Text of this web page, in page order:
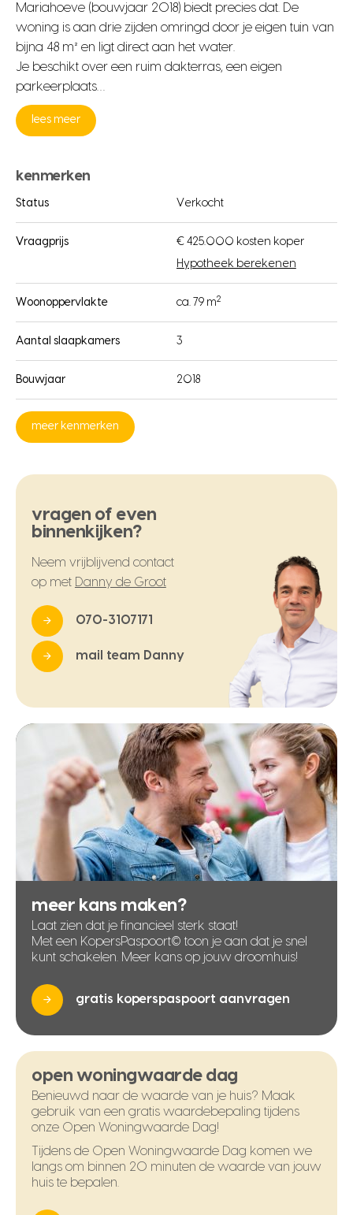
Mariahoeve (bouwjaar 2018) biedt precies dat. De
woning is aan drie zijden omringd door je eigen tuin van
bijna 48 m² en ligt direct aan het water.
Je beschikt over een ruim dakterras, een eigen
parkeerplaats…
lees meer
kenmerken
Status Verkocht
Vraagprijs
€ 425.000 kosten koper
Hypotheek berekenen
Woonoppervlakte ca. 79 m2
Aantal slaapkamers 3
Bouwjaar 2018
meer kenmerken
vragen of even
binnenkijken?
Neem vrijblijvend contact
op met
Danny de Groot
070-3107171
mail team Danny
meer kans maken?
Laat zien dat je financieel sterk staat!
Met een KopersPaspoort© toon je aan dat je snel
kunt schakelen. Meer kans op jouw droomhuis!
gratis koperspaspoort aanvragen
open woningwaarde dag
Benieuwd naar de waarde van je huis? Maak
gebruik van een gratis waardebepaling tijdens
onze Open Woningwaarde Dag!
Tijdens de Open Woningwaarde Dag komen we
langs om binnen 20 minuten de waarde van jouw
huis te bepalen.